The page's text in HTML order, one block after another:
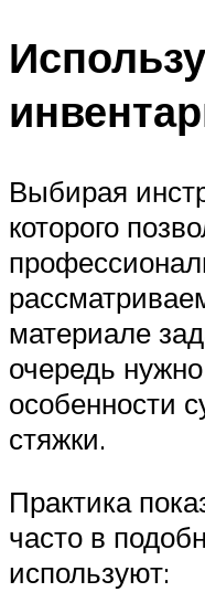
Выбирая
которого
материале
очередь
особенности
стяжки.
Практика
часто в
используют: